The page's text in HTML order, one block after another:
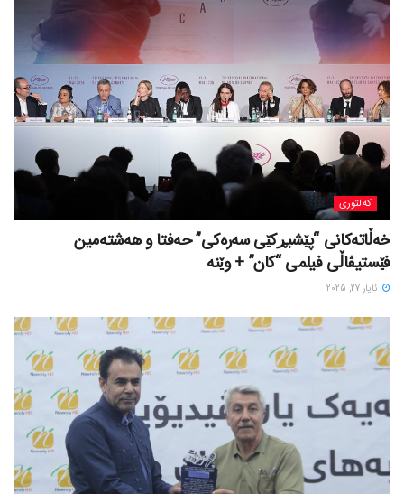
کەلتوری
خه‌ڵاته‌کانی “پێشبڕکێی سه‌ره‌کی” حه‌فتا و هه‌شته‌مین
فێستیڤاڵی فیلمی “کان” + وێنە
ئایار 27, 2025